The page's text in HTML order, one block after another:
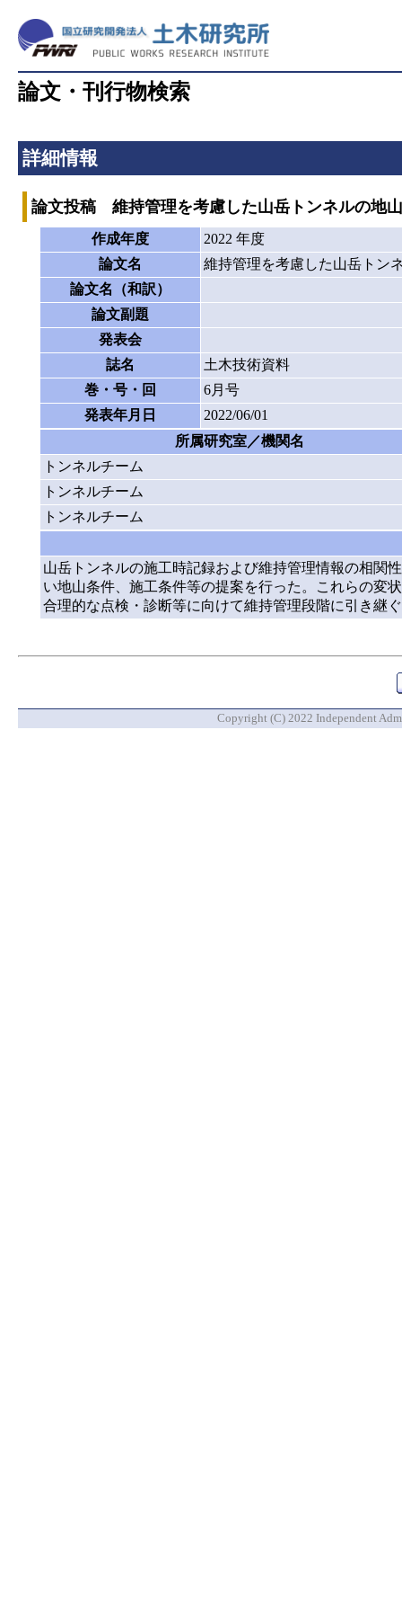
論文・刊行物検索
詳細情報
論文投稿 維持管理を考慮した山岳トンネルの地
作成年度
2022 年度
論文名
維持管理を考慮した山岳トン
論文名（和訳）
論文副題
発表会
誌名
土木技術資料
巻・号・回
6月号
発表年月日
2022/06/01
所属研究室／機関名
トンネルチーム
トンネルチーム
トンネルチーム
山岳トンネルの施工時記録および維持管理情報の相関
い地山条件、施工条件等の提案を行った。これらの変
合理的な点検・診断等に向けて維持管理段階に引き継
Copyright (C) 2022 Independent